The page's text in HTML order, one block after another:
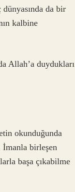
da bir
kalbine
Allah’a duydukları
okunduğunda
İmanla birleşen
başa çıkabilme